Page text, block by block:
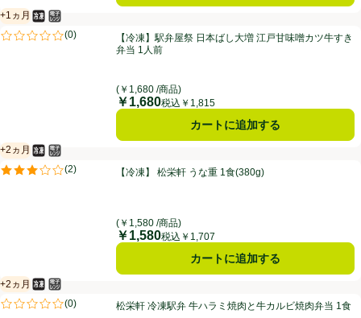
【冷凍】駅弁屋祭 日本ばし大増 江戸甘味噌カツ牛すき弁当 1人前
+1ヵ月
賞味・消費期限保証：1ヵ月
冷凍食品
電子レンジ使用可
(0)
評価は0件のレビューで5点中0.0点。【冷凍】駅弁屋祭 日本ばし大増 江戸甘味噌カツ牛すき
弁当 1人前
(￥1,680 /商品)
価格
￥1,680税込￥1,815
カートに追加する
【冷凍】 松栄軒 うな重 1食(380g)
+2ヵ月
賞味・消費期限保証：2ヵ月
冷凍食品
電子レンジ使用可
(2)
評価は2件のレビューで5点中3.0点。【冷凍】 松栄軒 うな重 1食(380g)
(￥1,580 /商品)
価格
￥1,580税込￥1,707
カートに追加する
松栄軒 冷凍駅弁 牛ハラミ焼肉と牛カルビ焼肉弁当 1食
+2ヵ月
賞味・消費期限保証：2ヵ月
冷凍食品
電子レンジ使用可
(0)
評価は0件のレビューで5点中0.0点。松栄軒 冷凍駅弁 牛ハラミ焼肉と牛カルビ焼肉弁当 1食